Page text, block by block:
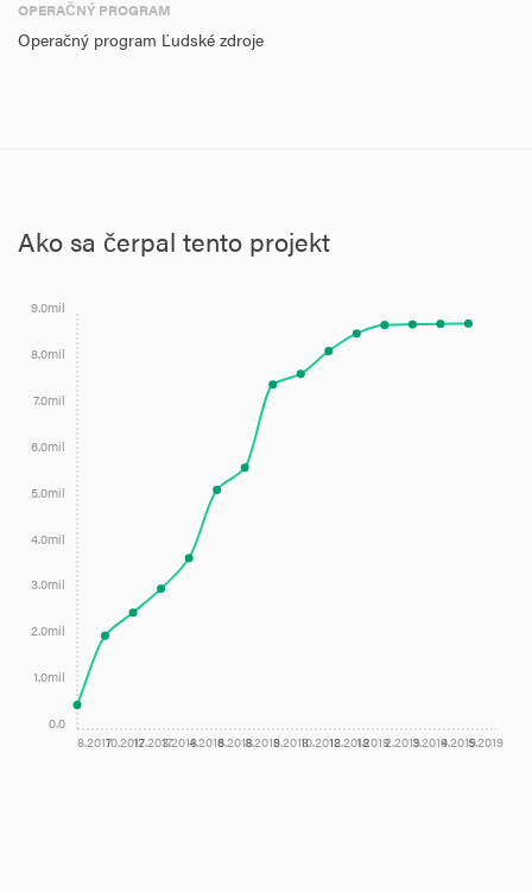
OPERAČNÝ PROGRAM
Operačný program Ľudské zdroje
Ako sa čerpal tento projekt
8.201710.201712.20173.20184.20186.20188.20189.201810.201812.20181.20192.20193.20194.20195.2019
0.0
1.0mil
2.0mil
3.0mil
4.0mil
5.0mil
6.0mil
7.0mil
8.0mil
9.0mil